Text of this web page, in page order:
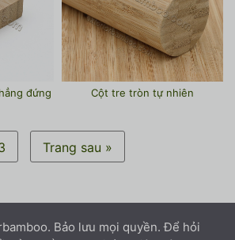
đứng Cột tre tròn tự nhiên
Trang sau »
Bảo lưu mọi quyền. Để hỏi